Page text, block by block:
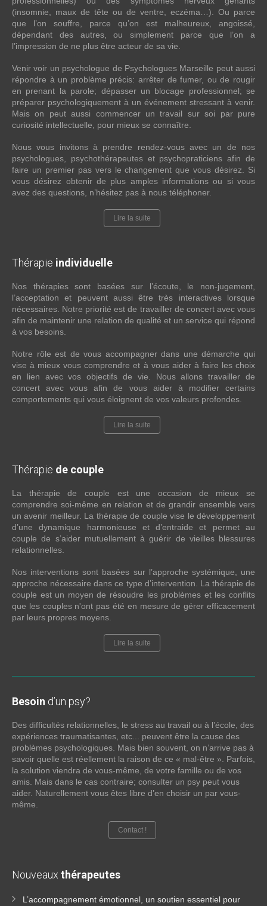
(insomnie, maux de tête ou de ventre, eczéma…). Ou parce
que l’on souffre, parce qu’on est malheureux, angoissé,
dépendant des autres, ou simplement parce que l’on a
l’impression de ne plus être acteur de sa vie.
Venir voir un psychologue de Psychologues Marseille peut aussi
répondre à un problème précis: arrêter de fumer, ou de rougir
en prenant la parole; dépasser un blocage professionnel; se
préparer psychologiquement à un événement stressant à venir.
Mais on peut aussi commencer un travail sur soi par pure
curiosité intellectuelle, pour mieux se connaître.
Nous vous invitons à prendre rendez-vous avec un de nos
psychologues, psychothérapeutes et psychopraticiens afin de
faire un premier pas vers le changement que vous désirez. Si
vous désirez obtenir de plus amples informations ou si vous
avez des questions, n’hésitez pas à nous téléphoner.
Lire la suite
Thérapie individuelle
Nos thérapies sont basées sur l’écoute, le non-jugement,
l’acceptation et peuvent aussi être très interactives lorsque
nécessaires. Notre priorité est de travailler de concert avec vous
afin de maintenir une relation de qualité et un service qui répond
à vos besoins.
Notre rôle est de vous accompagner dans une démarche qui
vise à mieux vous comprendre et à vous aider à faire les choix
en lien avec vos objectifs de vie. Nous allons travailler de
concert avec vous afin de vous aider à modifier certains
comportements qui vous éloignent de vos valeurs profondes.
Lire la suite
Thérapie de couple
La thérapie de couple est une occasion de mieux se
comprendre soi-même en relation et de grandir ensemble vers
un avenir meilleur. La thérapie de couple vise le développement
d’une dynamique harmonieuse et d’entraide et permet au
couple de s’aider mutuellement à guérir de vieilles blessures
relationnelles.
Nos interventions sont basées sur l’approche systémique, une
approche nécessaire dans ce type d’intervention. La thérapie de
couple est un moyen de résoudre les problèmes et les conflits
que les couples n'ont pas été en mesure de gérer efficacement
par leurs propres moyens.
Lire la suite
Besoin d’un psy?
Des difficultés relationnelles, le stress au travail ou à l’école, des
expériences traumatisantes, etc... peuvent être la cause des
problèmes psychologiques. Mais bien souvent, on n’arrive pas à
savoir quelle est réellement la raison de ce « mal-être ». Parfois,
la solution viendra de vous-même, de votre famille ou de vos
amis. Mais dans le cas contraire; consulter un psy peut vous
aider. Naturellement vous êtes libre d’en choisir un par vous-
même.
Contact !
Nouveaux thérapeutes
L’accompagnement émotionnel, un soutien essentiel pour